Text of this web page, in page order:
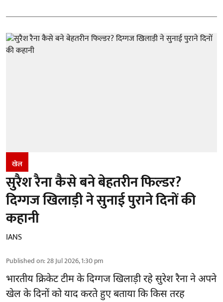
खेल
सुरैश रैना कैसे बने बेहतरीन फिल्डर?
दिग्गज खिलाड़ी ने सुनाई पुराने दिनों की
कहानी
IANS
Published on:28 Jul 2026, 1:30 pm
भारतीय क्रिकेट टीम के दिग्गज खिलाड़ी रहेसुरेश रैनाने अपने
खेल के दिनों को याद करते हुए बताया कि किस तरह